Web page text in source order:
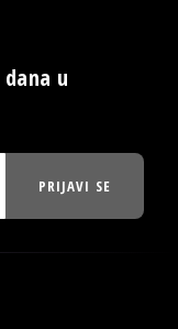
u
PRIJAVI SE